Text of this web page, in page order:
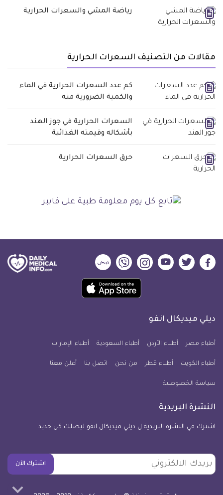
رياضة المشي والسعرات الحرارية
مقالات من التصنيف السعرات الحرارية
كم عدد السعرات الحرارية في الماء
والكمية الضرورية منه
السعرات الحرارية في جوز الهند
بأشكاله وقيمته الغذائية
حرق السعرات الحرارية
ديلي
فيسبوك
ديلي
تويتر
ديلي
ميديكال
يوتيوب
ديلي
ميديكال
انفو
ديلي
ميديكال
انفو
ديلي
ميديكال
انفو
حمل
تطبيق
معلومة
للآيفون
ديلي ميديكال انفو
أطباء مصر أطباء الأردن أطباء السعودية أطباء الإمارات
أطباء الكويت أطباء قطر من نحن اتصل بنا أعلن معنا
سياسة الخصوصية
النشرة البريدية
اشترك في النشرة البريدية ل ديلي ميديكال انفو ليصلك كل جديد
بريدك
الالكتروني
اشترك الآن